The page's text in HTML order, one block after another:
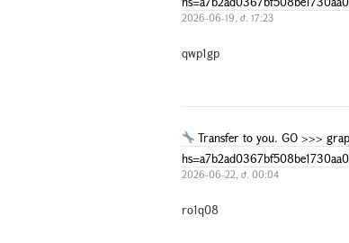
2026-06-19, ժ. 17:23
qwp1gp
Transfer to you. GO >>>
2026-06-22, ժ. 00:04
ro1q08